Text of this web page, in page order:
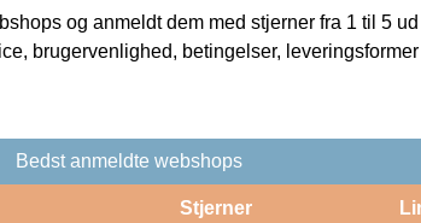
og anmeldt dem med stjerner fra 1 til 5
brugervenlighed, betingelser, leveringsformer
Bedst anmeldte webshops
Stjerner